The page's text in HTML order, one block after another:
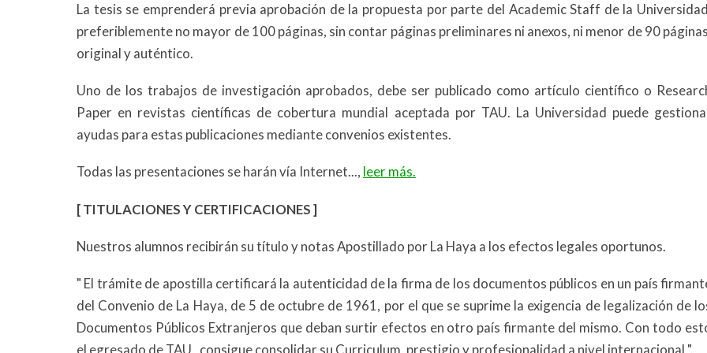
La tesis se emprenderá previa aprobación de la propuesta por parte del Academic Staff de la
preferiblemente no mayor de 100 páginas, sin contar páginas preliminares ni anexos, ni menor de 90
original y auténtico.
Uno de los trabajos de investigación aprobados, debe ser publicado como artículo científico o
Paper en revistas científicas de cobertura mundial aceptada por TAU. La Universidad puede
ayudas para estas publicaciones mediante convenios existentes.
Todas las presentaciones se harán vía Internet..., leer más.
[ TITULACIONES Y CERTIFICACIONES ]
Nuestros alumnos recibirán su título y notas Apostillado por La Haya a los efectos legales oportunos.
" El trámite de apostilla certificará la autenticidad de la firma de los documentos públicos en un país
del Convenio de La Haya, de 5 de octubre de 1961, por el que se suprime la exigencia de legalización de
Documentos Públicos Extranjeros que deban surtir efectos en otro país firmante del mismo. Con todo
el egresado de TAU, consigue consolidar su Curriculum, prestigio y profesionalidad a nivel internacional ".